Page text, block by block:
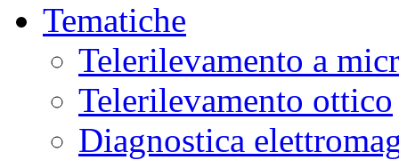
Tematiche
Telerilevamento a
Telerilevamento ottico
Diagnostica